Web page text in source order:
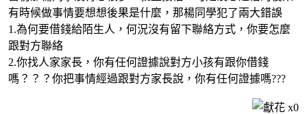
有時候做事情要想想後果是什麼，那楊同學犯了兩大錯誤
1.為何要借錢給陌生人，何況沒有留下聯絡方式，你要怎麼
跟對方聯絡
2.你找人家家長，你有任何證據說對方小孩有跟你借錢
嗎？？？你把事情經過跟對方家長說，你有任何證據嗎???
x0